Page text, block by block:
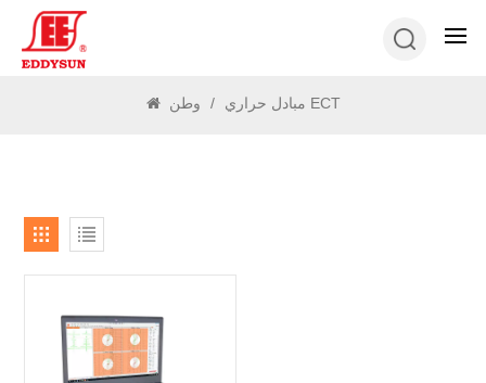
وطن / مبادل حراري ECT